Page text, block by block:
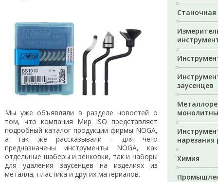
Мы уже объявляли в разделе новостей о
том, что компания Мир ISO представляет
подробный каталог продукции фирмы NOGA,
а так же рассказывали - для чего
предназначены инструменты NOGA, как
отдельные шаберы и зенковки, так и наборы
для удаления заусенцев на изделиях из
металла, пластика и других материалов.
Станочная
заусенцев
нарезания
Химия